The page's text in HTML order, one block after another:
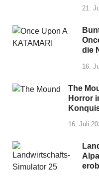
21.
die
16.
The
Horror
16. Juli